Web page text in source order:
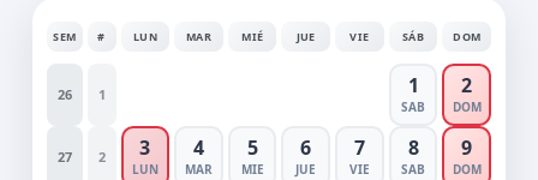
SEM # LUN MAR MIÉ JUE VIE SÁB DOM
26 1 1
SAB
2
DOM
27 2 3
LUN
4
MAR
5
MIE
6
JUE
7
VIE
8
SAB
9
DOM